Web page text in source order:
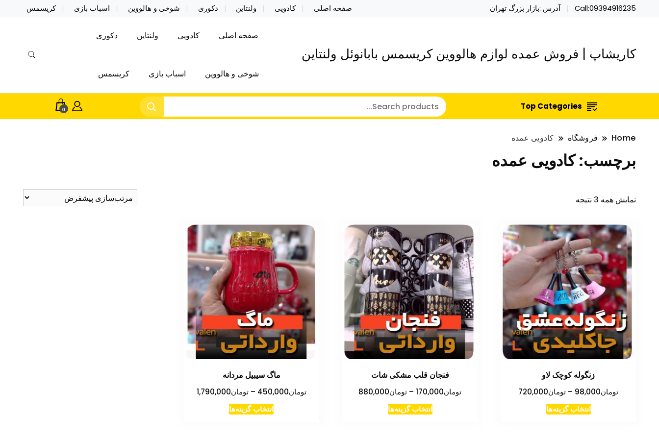
Call:09394916235 آدرس :بازار بزرگ تهران صفحه اصلی کادویی ولنتاین دکوری شوخی و هالووین اسباب بازی کریسمس
کاریشاپ | فروش عمده لوازم هالووین کریسمس بابانوئل ولنتاین
صفحه اصلی کادویی ولنتاین دکوری
شوخی و هالووین اسباب بازی کریسمس
Top Categories
0
Home فروشگاه کادویی عمده
برچسب:کادویی عمده
نمایش همه 3 نتیجه
زنگوله کوچک لاو
تومان98,000
– تومان720,000محدوده
انتخاب گزینه‌هااین
فنجان قلب مشکی شات
تومان170,000
– تومان880,000محدوده
انتخاب گزینه‌هااین
ماگ سیبیل مردانه
تومان450,000
– تومان1,790,000محدوده
انتخاب گزینه‌هااین